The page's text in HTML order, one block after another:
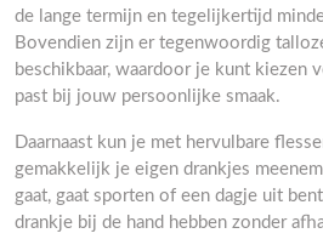
de lange termijn en tegelijkertijd
Bovendien zijn er tegenwoordig
beschikbaar, waardoor je kunt kiezen
past bij jouw persoonlijke smaak.
Daarnaast kun je met hervulbare
gemakkelijk je eigen drankjes
gaat, gaat sporten of een dagje uit
drankje bij de hand hebben zonder